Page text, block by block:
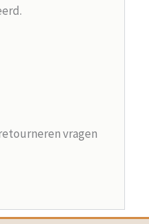
vragen